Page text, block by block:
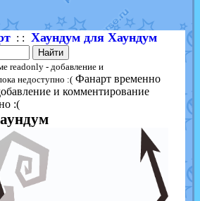
: : Хаундум для Хаундум
Найти
readonly - добавление и
недоступно :( Фанарт временно
и комментирование
:(